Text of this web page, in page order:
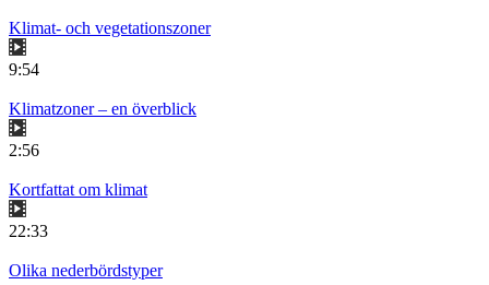
Klimat- och vegetationszoner
9:54
Klimatzoner – en överblick
2:56
Kortfattat om klimat
22:33
Olika nederbördstyper